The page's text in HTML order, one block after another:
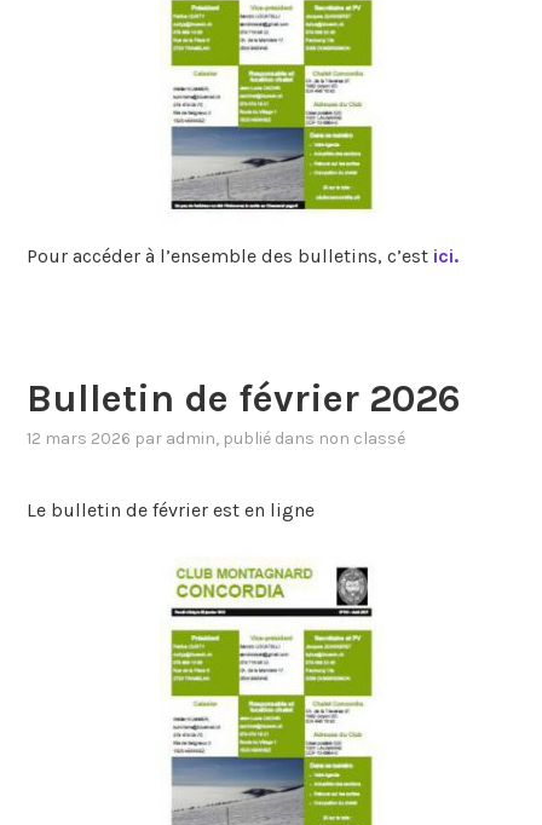
Pour accéder à l’ensemble des bulletins, c’est ici.
Bulletin de février 2026
12 mars 2026 par admin, publié dans non classé
Le bulletin de février est en ligne